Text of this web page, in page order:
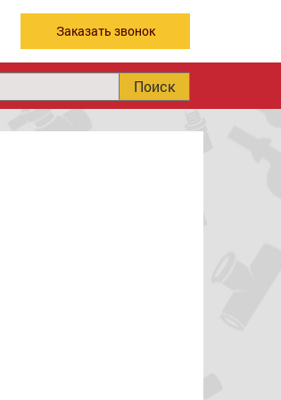
Заказать звонок
Поиск